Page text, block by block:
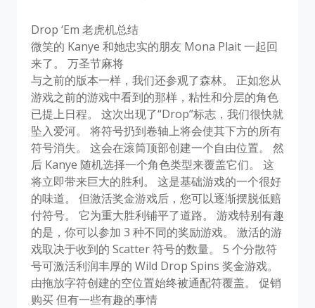
Drop ‘Em 老虎机总结
微笑的 Kanye 和她忠实的朋友 Mona Plait 一起回
来了。 万圣节麻将
与之前的版本一样，我们还参观了森林。 正如您从
游戏之前的游戏中看到的那样，粘性和分层的角色
已提上日程。 这次出现了“Drop”标志，我们很快就
坠入爱河。 将符号扔到卷轴上将会使其下方的所有
符号消失。 这会在滚筒顶部创建一个自由位置。 然
后 Kanye 随机选择一个角色类型来覆盖它们。 这
将立即带来巨大的胜利。 这是基础游戏的一个很好
的味道。 但激活奖金游戏后，您可以逐渐摆脱低赔
付符号。 它为重大胜利铺平了道路。 游戏特别有趣
的是，你可以参加 3 种不同的奖励游戏。 激活的游
戏取决于收到的 Scatter 符号的数量。 5 个分散符
号可激活利润丰厚的 Wild Drop Spins 奖金游戏。
由拖放字符创建的空位置始终被通配符覆盖。 促销
购买 但有一些有趣的事情